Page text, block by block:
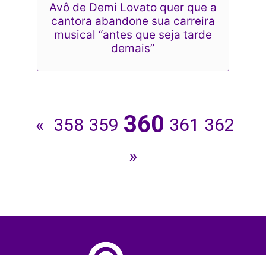
Avô de Demi Lovato quer que a
cantora abandone sua carreira
musical “antes que seja tarde
demais”
« 358 359 360 361 362
»